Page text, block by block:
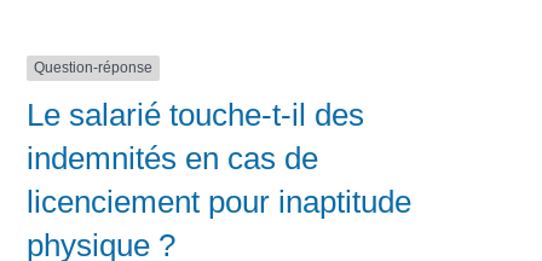
Question-réponse
Le salarié touche-t-il des
indemnités en cas de
licenciement pour inaptitude
physique ?